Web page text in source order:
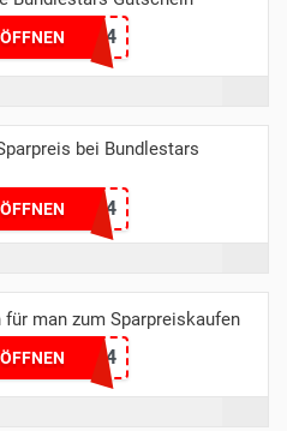
BENJYFM24
bei Bundlestars
für man zum Sparpreiskaufen
MURPH24